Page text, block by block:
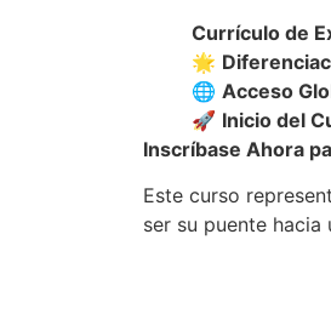
Currículo de
🌟
🌐 Acceso
🚀 Inicio del
Inscríbase Ahora
Este curso
ser su puente